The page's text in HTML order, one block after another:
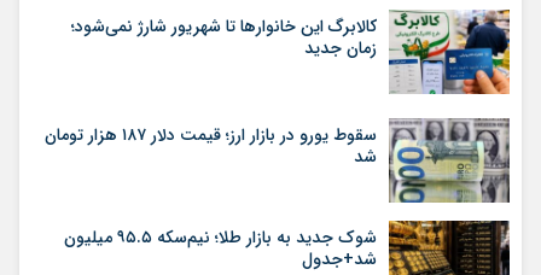
کالابرگ این خانوارها تا شهریور شارژ نمی‌شود؛
زمان جدید
سقوط یورو در بازار ارز؛ قیمت دلار ۱۸۷ هزار تومان
شد
شوک جدید به بازار طلا؛ نیم‌سکه ۹۵.۵ میلیون
شد+جدول